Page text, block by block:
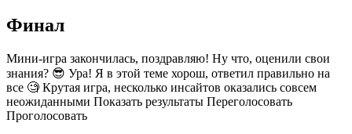
Финал
Мини-игра закончилась, поздравляю! Ну что, оценили свои
знания? 😎 Ура! Я в этой теме хорош, ответил правильно на
все 🧐 Крутая игра, несколько инсайтов оказались совсем
неожиданными Показать результаты Переголосовать
Проголосовать